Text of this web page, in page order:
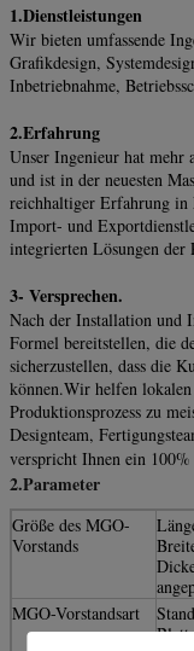
1.Dienstleistungen
Wir bieten umfassende
Grafikdesign,
Inbetriebnahme,
2.Erfahrung
Unser Ingenieur hat mehr
und ist in der neuesten
reichhaltiger Erfahrung in
Import- und
integrierten Lösungen
3- Versprechen.
Nach der Installation und
Formel bereitstellen, die
sicherzustellen, dass die
können.Wir helfen
Produktionsprozess zu
Designteam,
verspricht Ihnen ein
2.Parameter
Größe des MGO-
Vorstands
MGO-Vorstandsart
Blatt;